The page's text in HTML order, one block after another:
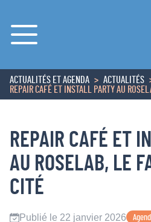
Menu
ACCUEIL
ACTUALITÉS ET AGENDA
ACTUALITÉS
REPAIR CAFÉ ET INSTALL PARTY AU
REPAIR CAFÉ ET
AU ROSELAB, LE
CITÉ
Publié le 22 janvier 2026